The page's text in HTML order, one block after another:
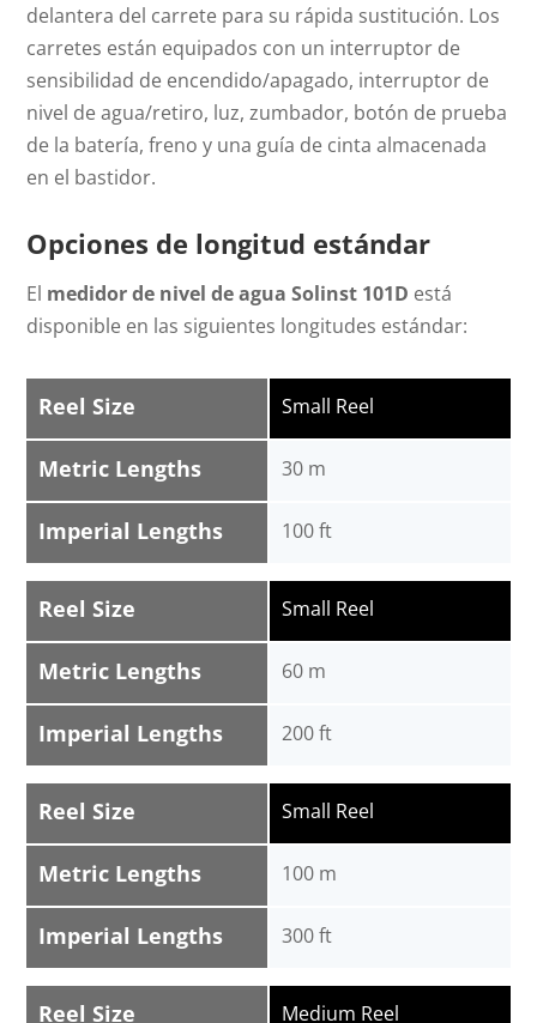
delantera del carrete para su rápida sustitución. Los
carretes están equipados con un interruptor de
sensibilidad de encendido/apagado, interruptor de
nivel de agua/retiro, luz, zumbador, botón de prueba
de la batería, freno y una guía de cinta almacenada
en el bastidor.
Opciones de longitud estándar
El medidor de nivel de agua Solinst 101D está
disponible en las siguientes longitudes estándar:
Reel Size
Metric Lengths
Imperial Lengths
Small Reel
30 m
100 ft
Reel Size
Metric Lengths
Imperial Lengths
Small Reel
60 m
200 ft
Reel Size
Metric Lengths
Imperial Lengths
Small Reel
100 m
300 ft
Reel Size Medium Reel